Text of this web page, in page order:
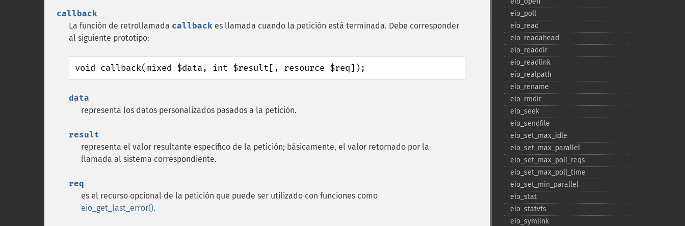
callback
La función de retrollamada callback es llamada cuando la petición está terminada. Debe corresponder
al siguiente prototipo:
void callback(mixed $data, int $result[, resource $req]);
data
representa los datos personalizados pasados a la petición.
result
representa el valor resultante específico de la petición; básicamente, el valor retornado por la
llamada al sistema correspondiente.
req
es el recurso opcional de la petición que puede ser utilizado con funciones como
eio_get_last_error().
eio_​poll
eio_​read
eio_​readahead
eio_​readdir
eio_​readlink
eio_​realpath
eio_​rename
eio_​rmdir
eio_​seek
eio_​sendfile
eio_​set_​max_​idle
eio_​set_​max_​parallel
eio_​set_​max_​poll_​reqs
eio_​set_​max_​poll_​time
eio_​set_​min_​parallel
eio_​stat
eio_​statvfs
eio_​symlink